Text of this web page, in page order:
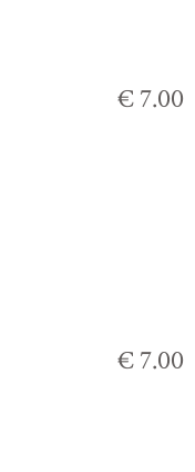
€ 7.00
€ 7.00